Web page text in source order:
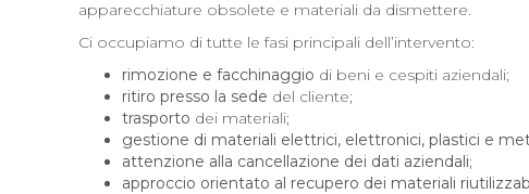
apparecchiature obsolete e materiali da dismettere.
Ci occupiamo di tutte le fasi principali dell’intervento:
rimozione e facchinaggio di beni e cespiti aziendali;
ritiro presso la sede del cliente;
trasporto dei materiali;
gestione di materiali elettrici, elettronici, plastici e
attenzione alla cancellazione dei dati aziendali;
approccio orientato al recupero dei materiali